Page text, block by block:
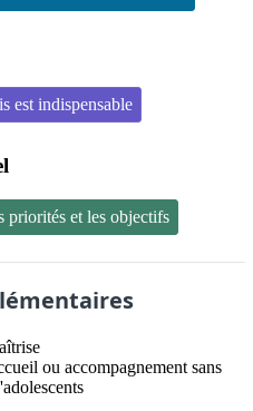
est indispensable
priorités et les objectifs
ou accompagnement sans